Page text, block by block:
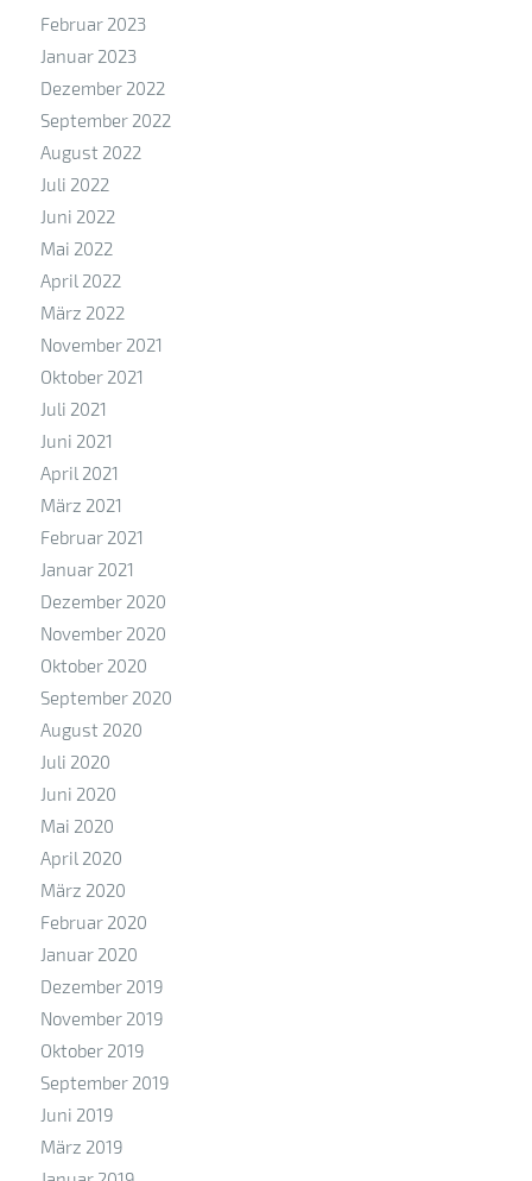
Februar 2023
Januar 2023
Dezember 2022
September 2022
August 2022
Juli 2022
Juni 2022
Mai 2022
April 2022
März 2022
November 2021
Oktober 2021
Juli 2021
Juni 2021
April 2021
März 2021
Februar 2021
Januar 2021
Dezember 2020
November 2020
Oktober 2020
September 2020
August 2020
Juli 2020
Juni 2020
Mai 2020
April 2020
März 2020
Februar 2020
Januar 2020
Dezember 2019
November 2019
Oktober 2019
September 2019
Juni 2019
März 2019